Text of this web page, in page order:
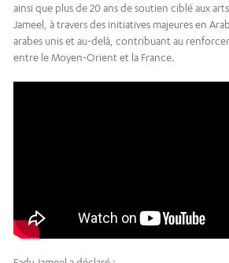
ainsi que plus de 20 ans de soutien ciblé aux
Jameel, à travers des initiatives majeures en
arabes unis et au-delà, contribuant au
entre le Moyen-Orient et la France.